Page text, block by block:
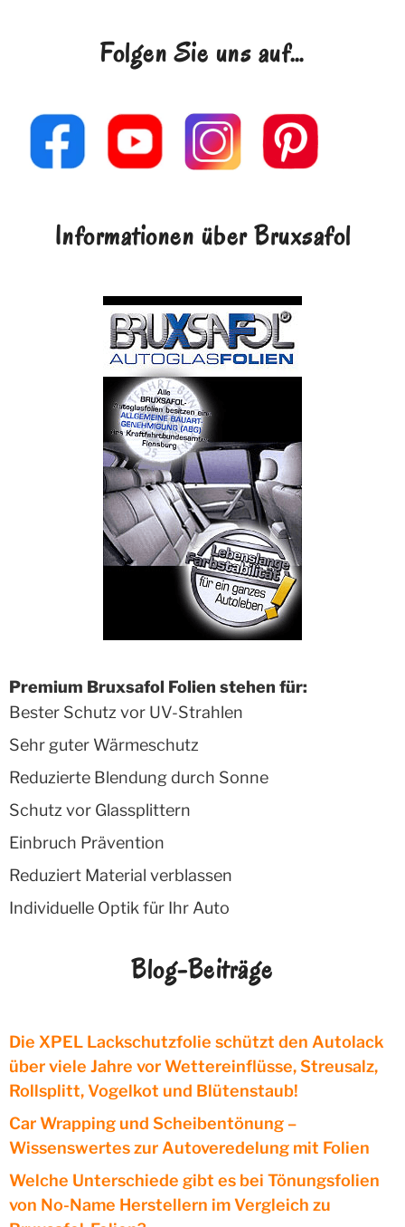
Folgen Sie uns auf…
Informationen über Bruxsafol
Premium Bruxsafol Folien stehen für:
Bester Schutz vor UV-Strahlen
Sehr guter Wärmeschutz
Reduzierte Blendung durch Sonne
Schutz vor Glassplittern
Einbruch Prävention
Reduziert Material verblassen
Individuelle Optik für Ihr Auto
Blog-Beiträge
Die XPEL Lackschutzfolie schützt den Autolack
über viele Jahre vor Wettereinflüsse, Streusalz,
Rollsplitt, Vogelkot und Blütenstaub!
Car Wrapping und Scheibentönung –
Wissenswertes zur Autoveredelung mit Folien
Welche Unterschiede gibt es bei Tönungsfolien
von No-Name Herstellern im Vergleich zu